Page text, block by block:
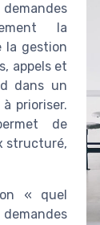
la
la gestion
appels et
dans un
prioriser.
de
structuré,
« quel